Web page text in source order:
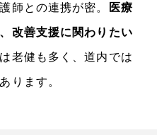
師との連携が密。 医療
改善支援に関わりたい
老健も多く、道内では
ります。